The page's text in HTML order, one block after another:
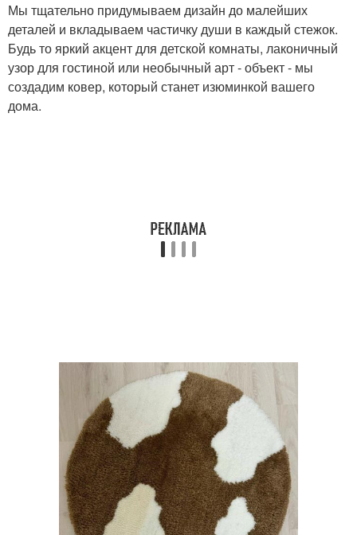
Мы тщательно придумываем дизайн до малейших
деталей и вкладываем частичку души в каждый стежок.
Будь то яркий акцент для детской комнаты, лаконичный
узор для гостиной или необычный арт - объект - мы
создадим ковер, который станет изюминкой вашего
дома.